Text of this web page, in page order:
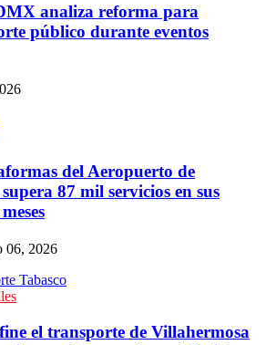
analiza reforma para
público durante eventos
del Aeropuerto de
87 mil servicios en sus
06, 2026
el transporte de Villahermosa